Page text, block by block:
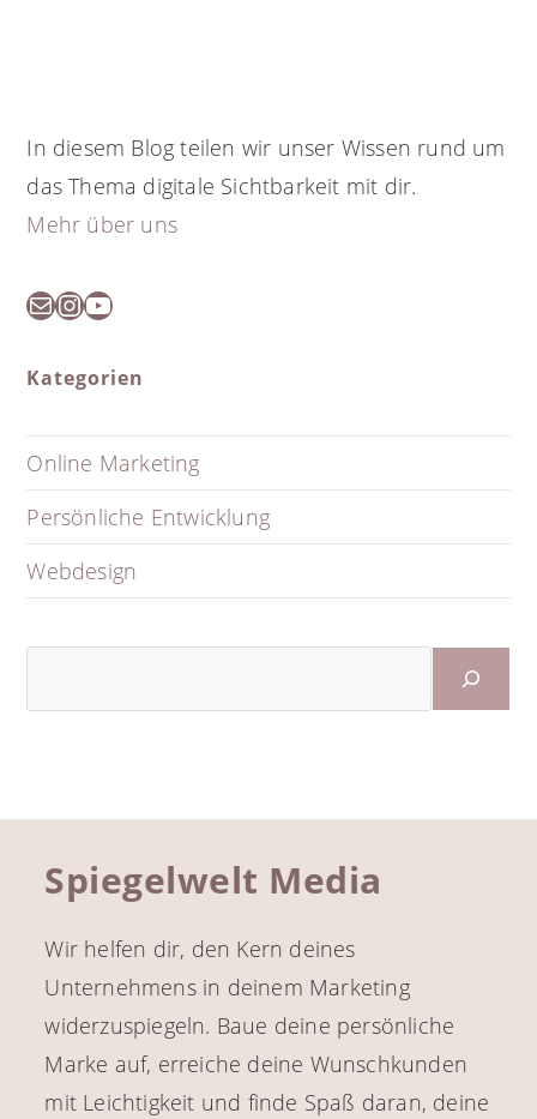
In diesem Blog teilen wir unser Wissen rund um
das Thema digitale Sichtbarkeit mit dir.
Mehr über uns
E-MailInstagram
YouTube
Kategorien
Online Marketing
Persönliche Entwicklung
Webdesign
Spiegelwelt Media
Wir helfen dir, den Kern deines
Unternehmens in deinem Marketing
widerzuspiegeln. Baue deine persönliche
Marke auf, erreiche deine Wunschkunden
mit Leichtigkeit und finde Spaß daran, deine